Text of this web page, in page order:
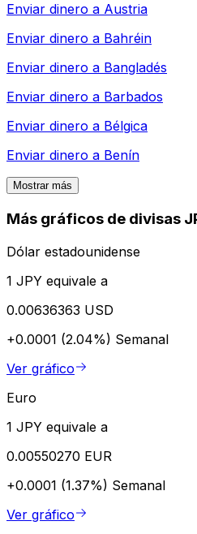
Enviar dinero a Austria
Enviar dinero a Bahréin
Enviar dinero a Bangladés
Enviar dinero a Barbados
Enviar dinero a Bélgica
Enviar dinero a Benín
Mostrar más
Más gráficos de divisas
Dólar estadounidense
1 JPY equivale a
0.00636363 USD
+0.0001 (2.04%) Semanal
Ver gráfico
Euro
1 JPY equivale a
0.00550270 EUR
+0.0001 (1.37%) Semanal
Ver gráfico